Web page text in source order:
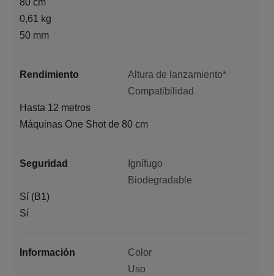
0,61 kg
50 mm
Rendimiento
Altura de lanzamiento*
Compatibilidad
Hasta 12 metros
Máquinas One Shot de 80 cm
Seguridad
Ignífugo
Biodegradable
Sí (B1)
Sí
Información
Color
Uso